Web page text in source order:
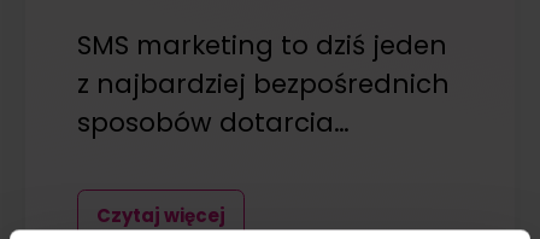
SMS marketing to dziś jeden
z najbardziej bezpośrednich
sposobów dotarcia…
Czytaj więcej